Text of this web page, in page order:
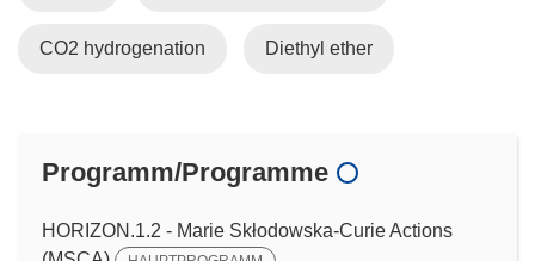
CO2 hydrogenation Diethyl ether
Programm/Programme
HORIZON.1.2 - Marie Skłodowska-Curie Actions